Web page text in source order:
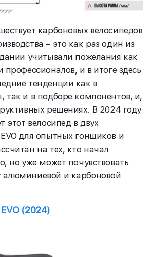
карбоновых велосипедов
– это как раз один из
учитывали пожелания как
профессионалов, и в итоге здесь
тенденции как в
так и в подборе компонентов, и,
решениях. В 2024 году
этот велосипед в двух
для опытных гонщиков и
на тех, кто начал
но уже может почувствовать
алюминиевой и карбоновой
(2024)